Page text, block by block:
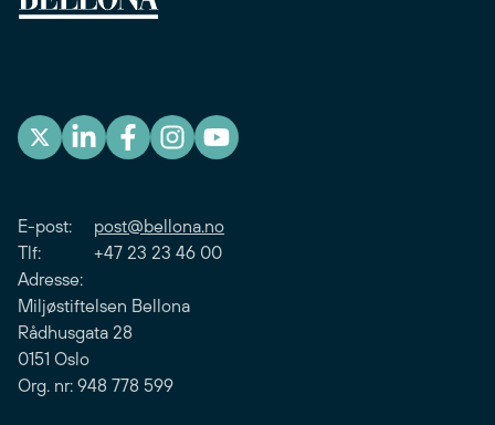
E-post: post@bellona.no
Tlf: +47 23 23 46 00
Adresse:
Miljøstiftelsen Bellona
Rådhusgata 28
0151 Oslo
Org. nr: 948 778 599